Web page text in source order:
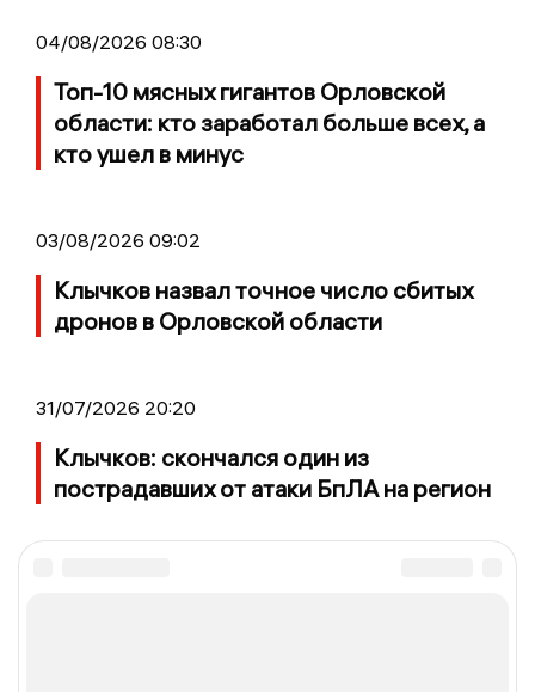
04/08/2026 08:30
Топ-10 мясных гигантов Орловской
области: кто заработал больше всех, а
кто ушел в минус
03/08/2026 09:02
Клычков назвал точное число сбитых
дронов в Орловской области
31/07/2026 20:20
Клычков: скончался один из
пострадавших от атаки БпЛА на регион